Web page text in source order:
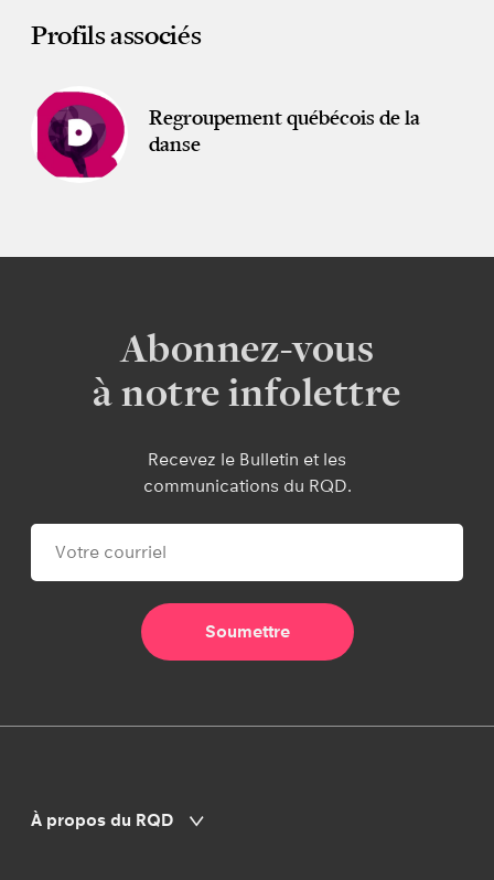
Profils associés
Regroupement québécois de la
danse
Abonnez-vous
à notre infolettre
Recevez le Bulletin et les
communications du RQD.
À propos du RQD